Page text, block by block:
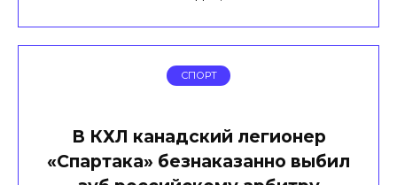
СПОРТ
В КХЛ канадский легионер
«Спартака» безнаказанно выбил